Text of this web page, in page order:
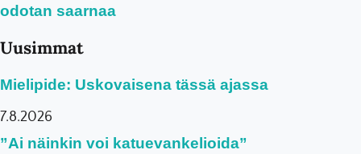
odotan saarnaa
Uusimmat
Mielipide: Uskovaisena tässä ajassa
7.8.2026
”Ai näinkin voi katuevankelioida”